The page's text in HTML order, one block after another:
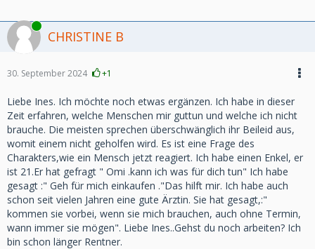
Online
CHRISTINE B
30. September 2024 +1
Liebe Ines. Ich möchte noch etwas ergänzen. Ich habe in dieser
Zeit erfahren, welche Menschen mir guttun und welche ich nicht
brauche. Die meisten sprechen überschwänglich ihr Beileid aus,
womit einem nicht geholfen wird. Es ist eine Frage des
Charakters,wie ein Mensch jetzt reagiert. Ich habe einen Enkel, er
ist 21.Er hat gefragt " Omi .kann ich was für dich tun" Ich habe
gesagt :" Geh für mich einkaufen ."Das hilft mir. Ich habe auch
schon seit vielen Jahren eine gute Ärztin. Sie hat gesagt,:"
kommen sie vorbei, wenn sie mich brauchen, auch ohne Termin,
wann immer sie mögen". Liebe Ines..Gehst du noch arbeiten? Ich
bin schon länger Rentner.